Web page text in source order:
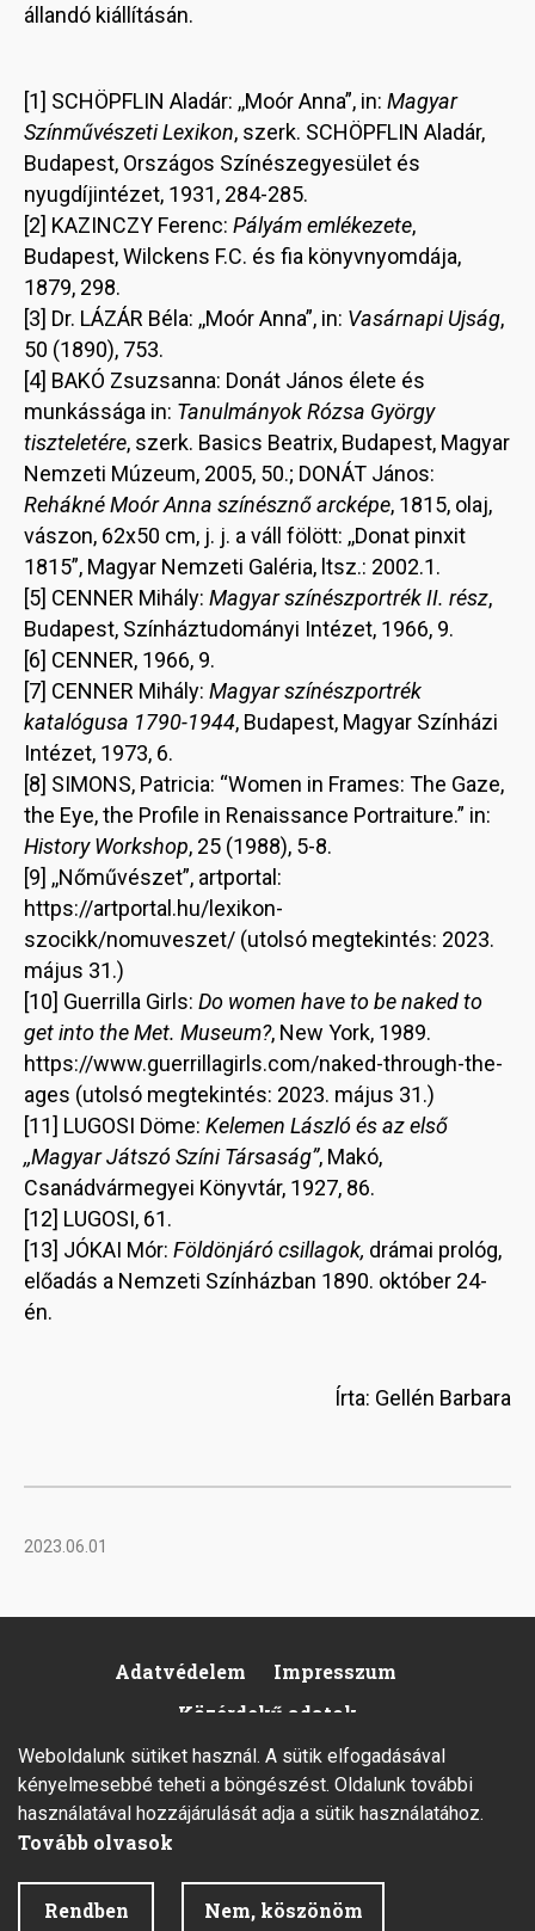
állandó kiállításán.
[1] SCHÖPFLIN Aladár: ,,Moór Anna”, in: Magyar
Színművészeti Lexikon, szerk. SCHÖPFLIN Aladár,
Budapest, Országos Színészegyesület és
nyugdíjintézet, 1931, 284-285.
[2] KAZINCZY Ferenc: Pályám emlékezete,
Budapest, Wilckens F.C. és fia könyvnyomdája,
1879, 298.
[3] Dr. LÁZÁR Béla: ,,Moór Anna”, in: Vasárnapi Ujság,
50 (1890), 753.
[4] BAKÓ Zsuzsanna: Donát János élete és
munkássága in: Tanulmányok Rózsa György
tiszteletére, szerk. Basics Beatrix, Budapest, Magyar
Nemzeti Múzeum, 2005, 50.; DONÁT János:
Rehákné Moór Anna színésznő arcképe, 1815, olaj,
vászon, 62x50 cm, j. j. a váll fölött: ,,Donat pinxit
1815”, Magyar Nemzeti Galéria, ltsz.: 2002.1.
[5] CENNER Mihály: Magyar színészportrék II. rész,
Budapest, Színháztudományi Intézet, 1966, 9.
[6] CENNER, 1966, 9.
[7] CENNER Mihály: Magyar színészportrék
katalógusa 1790-1944, Budapest, Magyar Színházi
Intézet, 1973, 6.
[8] SIMONS, Patricia: “Women in Frames: The Gaze,
the Eye, the Profile in Renaissance Portraiture.” in:
History Workshop, 25 (1988), 5-8.
[9] ,,Nőművészet”, artportal:
https://artportal.hu/lexikon-
szocikk/nomuveszet/ (utolsó megtekintés: 2023.
május 31.)
[10] Guerrilla Girls: Do women have to be naked to
get into the Met. Museum?, New York, 1989.
https://www.guerrillagirls.com/naked-through-the-
ages (utolsó megtekintés: 2023. május 31.)
[11] LUGOSI Döme: Kelemen László és az első
,,Magyar Játszó Színi Társaság”, Makó,
Csanádvármegyei Könyvtár, 1927, 86.
[12] LUGOSI, 61.
[13] JÓKAI Mór: Földönjáró csillagok, drámai prológ,
előadás a Nemzeti Színházban 1890. október 24-
én.
Írta: Gellén Barbara
2023.06.01
Footer
Adatvédelem
Impresszum
Közérdekű adatok
Fejlesztette az Integral Vision Kft.
Weboldalunk sütiket használ. A sütik elfogadásával
kényelmesebbé teheti a böngészést. Oldalunk további
használatával hozzájárulását adja a sütik használatához.
Tovább olvasok
Rendben Nem, köszönöm